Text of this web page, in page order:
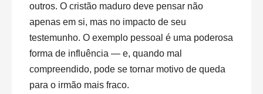
outros. O cristão maduro deve pensar não
apenas em si, mas no impacto de seu
testemunho. O exemplo pessoal é uma poderosa
forma de influência — e, quando mal
compreendido, pode se tornar motivo de queda
para o irmão mais fraco.